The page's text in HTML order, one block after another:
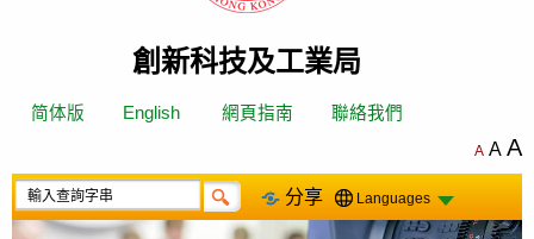
創新科技及工業局
简体版 English 網頁指南 聯絡我們
A A A
分享 Languages